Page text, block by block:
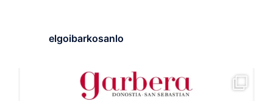
elgoibarkosanlo